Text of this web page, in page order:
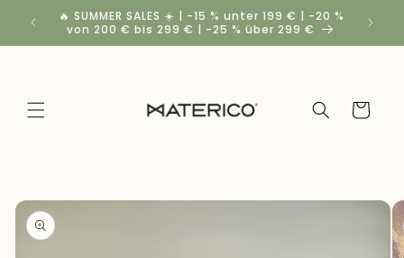
zum
Inhalt
🔥 SUMMER SALES ☀️ | -15 % unter 199 € | -20 %
von 200 € bis 299 € | -25 % über 299 €
Warenkorb